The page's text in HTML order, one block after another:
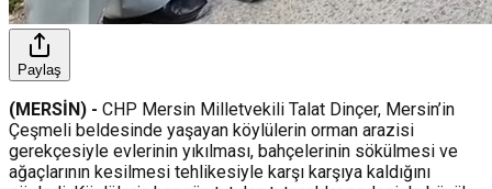
Paylaş
(MERSİN) - CHP Mersin Milletvekili Talat Dinçer, Mersin’in
Çeşmeli beldesinde yaşayan köylülerin orman arazisi
gerekçesiyle evlerinin yıkılması, bahçelerinin sökülmesi ve
ağaçlarının kesilmesi tehlikesiyle karşı karşıya kaldığını